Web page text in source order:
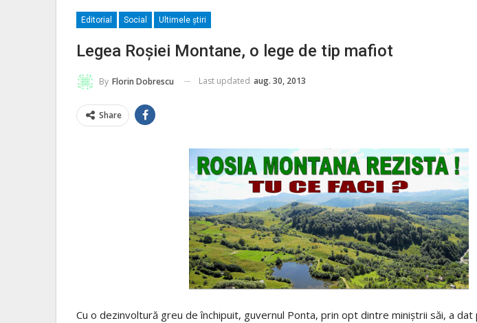
Editorial Social Ultimele ştiri
Legea Roşiei Montane, o lege de tip mafiot
By Florin Dobrescu Last updated aug. 30, 2013
Share
Cu o dezinvoltură greu de închipuit, guvernul Ponta, prin opt dintre miniştrii săi, a dat